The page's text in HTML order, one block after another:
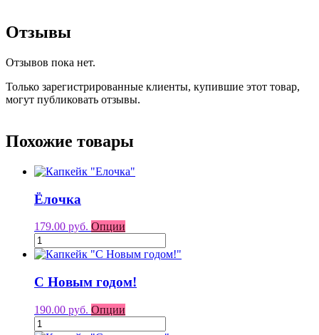
Отзывы
Отзывов пока нет.
Только зарегистрированные клиенты, купившие этот товар,
могут публиковать отзывы.
Похожие товары
Ёлочка
179.00 руб. Опции
С Новым годом!
190.00 руб. Опции